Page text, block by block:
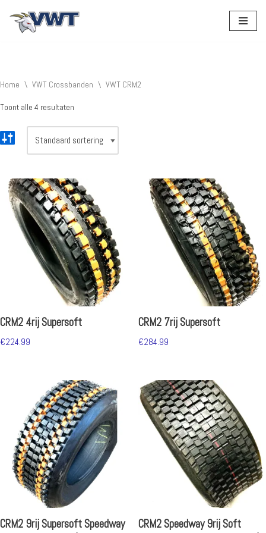
Home \ VWT Crossbanden \ VWT CRM2
Toont alle 4 resultaten
CRM2 4rij Supersoft
€224.99
CRM2 7rij Supersoft
€284.99
CRM2 9rij Supersoft Speedway
CRM2 Speedway 9rij Soft